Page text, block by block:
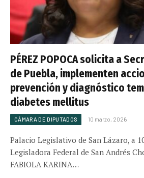
PÉREZ POPOCA solicita a
de Puebla, implementen
prevención y diagnóstico
diabetes mellitus
CÁMARA DE DIPUTADOS 10 marzo, 2026
Palacio Legislativo de San Lázaro, a
Legisladora Federal de San Andrés
FABIOLA KARINA…